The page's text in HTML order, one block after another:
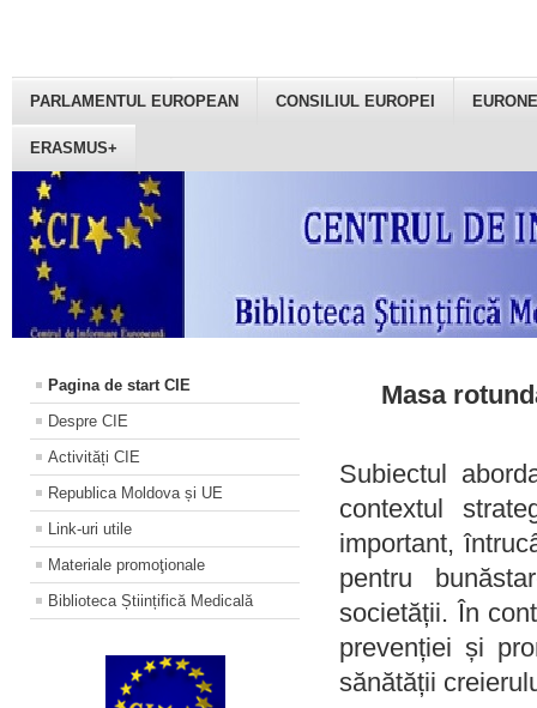
PARLAMENTUL EUROPEAN CONSILIUL EUROPEI
ERASMUS+
Pagina de start CIE
Despre CIE
Activități CIE
Republica Moldova și UE
Link-uri utile
Materiale promoţionale
Biblioteca Științifică Medicală
Masa
Subiectul
contextul
important,
pentru
societății. În
prevenției și
sănătății